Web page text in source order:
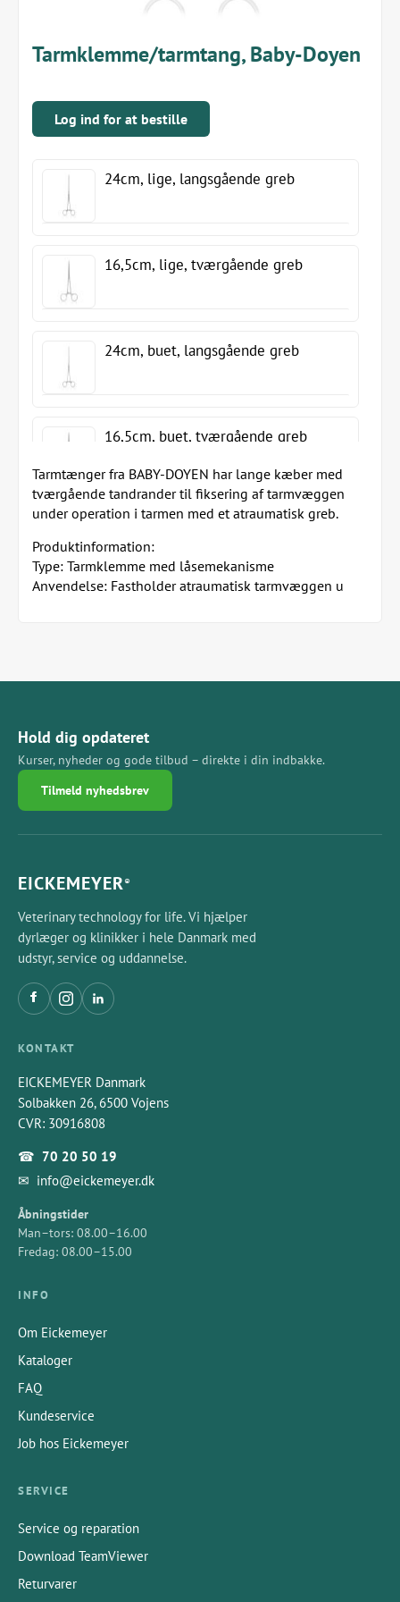
Tarmklemme/tarmtang, Baby-Doyen
Log ind for at bestille
24cm, lige, langsgående greb
16,5cm, lige, tværgående greb
24cm, buet, langsgående greb
16,5cm, buet, tværgående greb
Tarmtænger fra BABY-DOYEN har lange kæber med
tværgående tandrander til fiksering af tarmvæggen
under operation i tarmen med et atraumatisk greb.
Produktinformation:
Type: Tarmklemme med låsemekanisme
Anvendelse: Fastholder atraumatisk tarmvæggen u
Hold dig opdateret
Kurser, nyheder og gode tilbud – direkte i din indbakke.
Tilmeld nyhedsbrev
EICKEMEYER®
Veterinary technology for life. Vi hjælper
dyrlæger og klinikker i hele Danmark med
udstyr, service og uddannelse.
KONTAKT
EICKEMEYER Danmark
Solbakken 26, 6500 Vojens
CVR: 30916808
☎ 70 20 50 19
✉ info@eickemeyer.dk
Åbningstider
Man–tors: 08.00–16.00
Fredag: 08.00–15.00
INFO
Om Eickemeyer
Kataloger
FAQ
Kundeservice
Job hos Eickemeyer
SERVICE
Service og reparation
Download TeamViewer
Returvarer